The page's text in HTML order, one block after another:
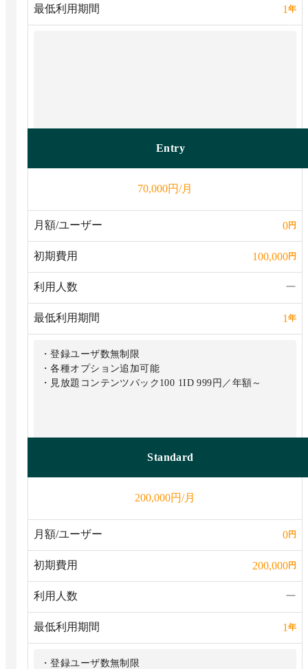
最低利用期間 1 年
Entry
70,000円/月
月額/ユーザー 0円
初期費用 100,000円
利用人数 ー
最低利用期間 1 年
・登録ユーザ数無制限
・各種オプション追加可能
・見放題コンテンツパック100 1ID 999円／年額～
Standard
200,000円/月
月額/ユーザー 0円
初期費用 200,000円
利用人数 ー
最低利用期間 1 年
・登録ユーザ数無制限